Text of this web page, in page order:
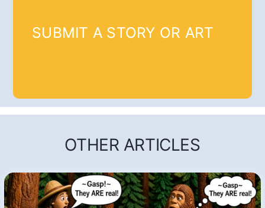
SUBMIT A STORY OR ART
OTHER ARTICLES